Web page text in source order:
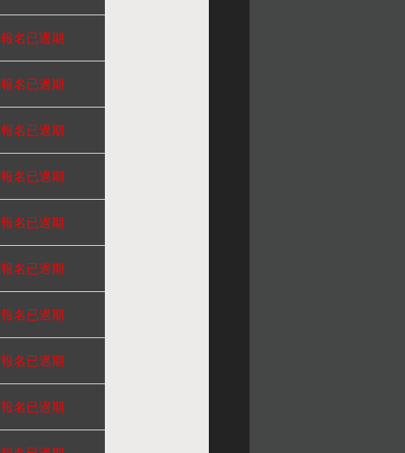
報名已過期
報名已過期
報名已過期
報名已過期
報名已過期
報名已過期
報名已過期
報名已過期
報名已過期